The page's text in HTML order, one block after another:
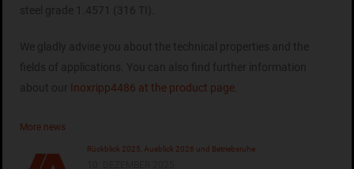
steel grade 1.4571 (316 TI).
We gladly advise you about the technical properties and the
fields of applications. You can also find further information
about our Inoxripp4486 at the product page.
More news
Rückblick 2025, Ausblick 2026 und Betriebsruhe